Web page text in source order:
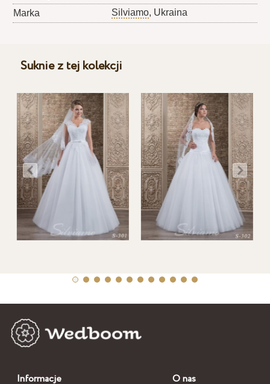
Marka
Silviamo, Ukraina
Suknie z tej kolekcji
Informacje O nas